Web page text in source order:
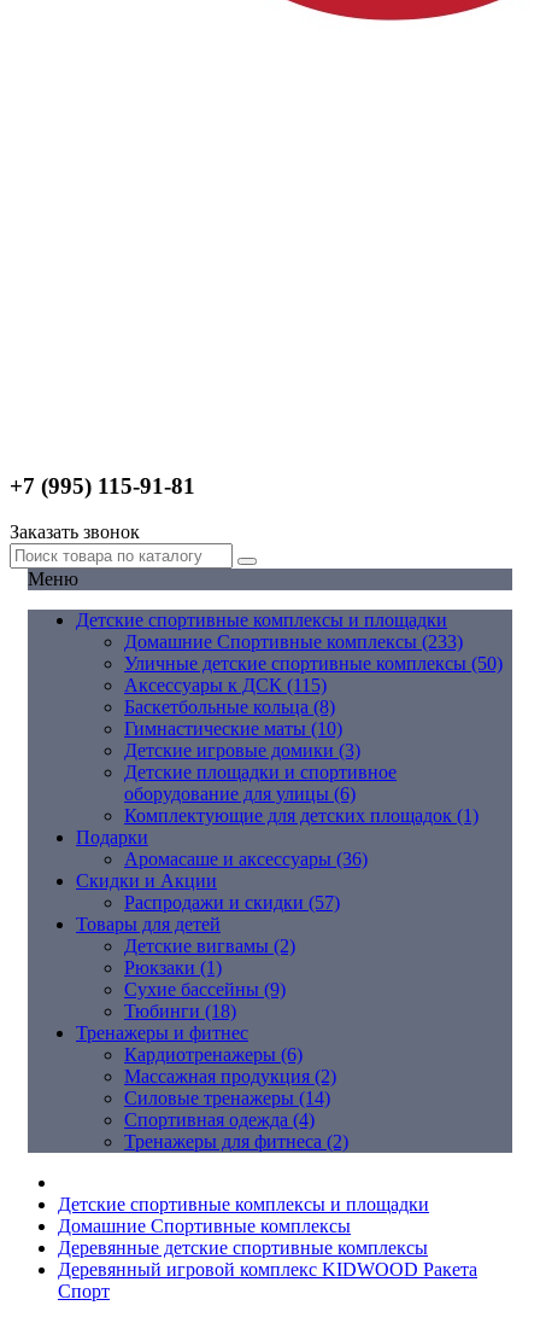
+7 (995) 115-91-81
Заказать звонок
Меню
Детские спортивные комплексы и площадки
Домашние Спортивные комплексы (233)
Уличные детские спортивные комплексы (50)
Аксессуары к ДСК (115)
Баскетбольные кольца (8)
Гимнастические маты (10)
Детские игровые домики (3)
Детские площадки и спортивное
оборудование для улицы (6)
Комплектующие для детских площадок (1)
Подарки
Аромасаше и аксессуары (36)
Скидки и Акции
Распродажи и скидки (57)
Товары для детей
Детские вигвамы (2)
Рюкзаки (1)
Сухие бассейны (9)
Тюбинги (18)
Тренажеры и фитнес
Кардиотренажеры (6)
Массажная продукция (2)
Силовые тренажеры (14)
Спортивная одежда (4)
Тренажеры для фитнеса (2)
Детские спортивные комплексы и площадки
Домашние Спортивные комплексы
Деревянные детские спортивные комплексы
Деревянный игровой комплекс KIDWOOD Ракета
Спорт